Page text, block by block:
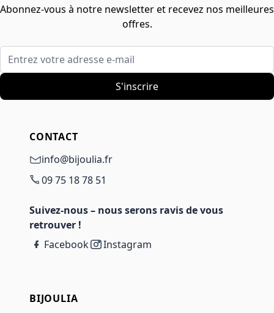
Abonnez-vous à notre newsletter et recevez nos meilleures
offres.
Entrez votre adresse e-mail
S'inscrire
CONTACT
info@bijoulia.fr
09 75 18 78 51
Suivez-nous – nous serons ravis de vous
retrouver !
Facebook
Instagram
BIJOULIA